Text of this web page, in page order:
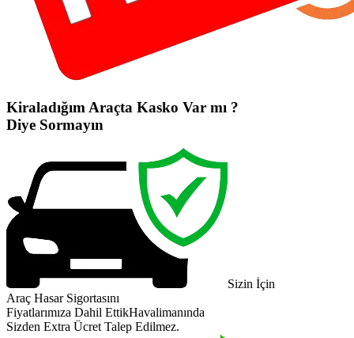
Kiraladığım Araçta Kasko Var mı ?
Diye Sormayın
Sizin İçin
Araç Hasar Sigortasını
Fiyatlarımıza Dahil EttikHavalimanında
Sizden Extra Ücret Talep Edilmez.